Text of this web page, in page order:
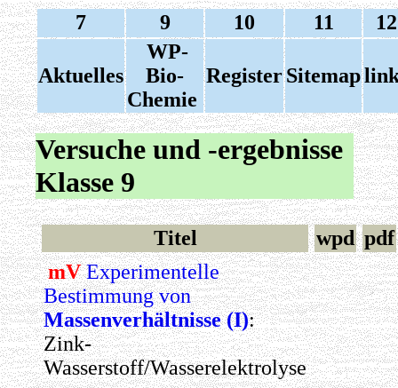
7 9 10 11 12
Aktuelles
WP-
Bio-
Chemie
RegisterSitemap
Versuche und -ergebnisse
Klasse 9
Titel wpd pdf
mV Experimentelle
Bestimmung von
Massenverhältnisse (I):
Zink-
Wasserstoff/Wasserelektrolyse